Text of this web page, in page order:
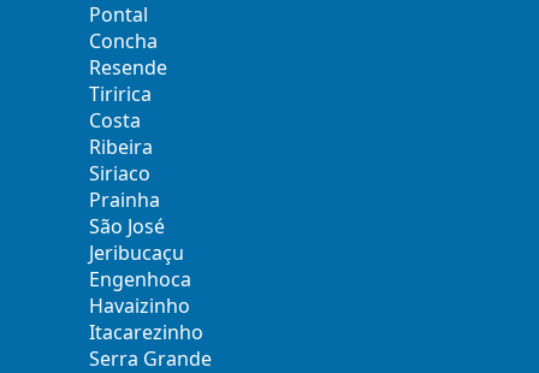
Pontal
Concha
Resende
Tiririca
Costa
Ribeira
Siriaco
Prainha
São José
Jeribucaçu
Engenhoca
Havaizinho
Itacarezinho
Serra Grande